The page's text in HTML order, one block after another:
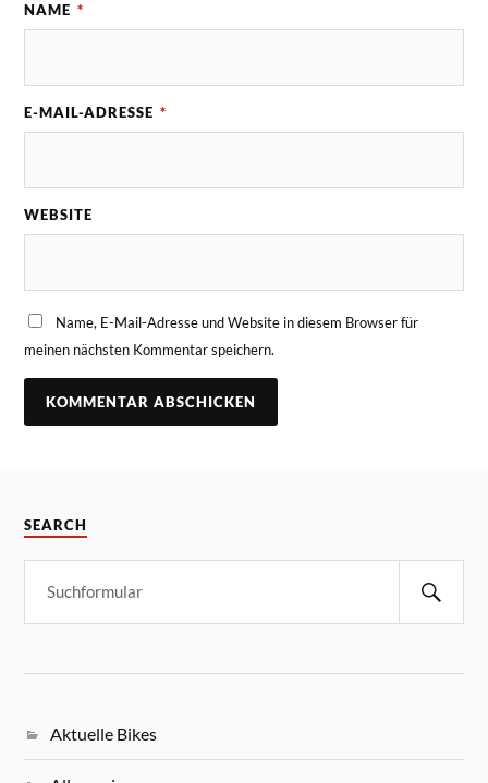
NAME *
E-MAIL-ADRESSE *
WEBSITE
Name, E-Mail-Adresse und Website in diesem Browser für
meinen nächsten Kommentar speichern.
SEARCH
Aktuelle Bikes